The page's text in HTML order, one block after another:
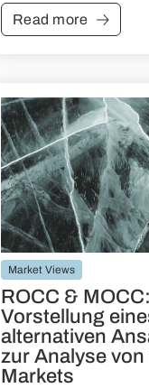
Read more
Market Views
ROCC & MOCC:
Vorstellung
alternativen
zur Analyse
Markets